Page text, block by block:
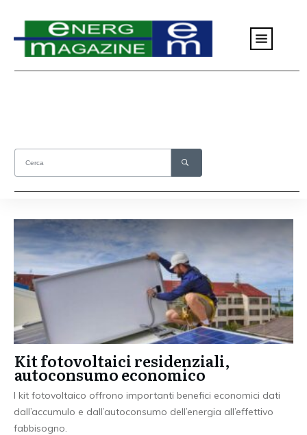
Kit fotovoltaici residenziali,
autoconsumo economico
I kit fotovoltaico offrono importanti benefici economici dati
dall’accumulo e dall’autoconsumo dell’energia all’effettivo
fabbisogno.